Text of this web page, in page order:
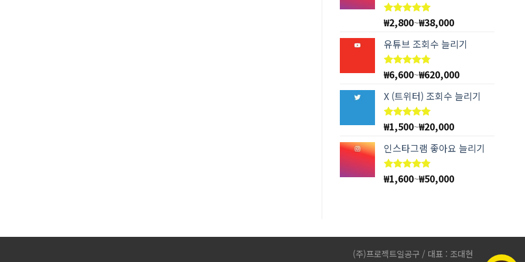
5 중에서
4.94
평가됨
₩2,800~₩38,000
유튜브 조회수 늘리기
5 중에서
4.78
평가됨
₩6,600~₩620,000
X (트위터) 조회수 늘리기
5 중에서
5.00
평가됨
₩1,500~₩20,000
인스타그램 좋아요 늘리기
5 중에서
4.83
₩1,600~₩50,000
(주)프로젝트일공구 / 대표 : 조대현